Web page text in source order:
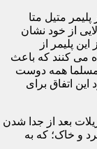
متیل متا
از خود نشان
پلیمر از
می کنند که باعث
همه دوست
اتفاق برای
بعد از جدا شدن
و خاک؛ که به